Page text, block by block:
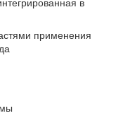
в
применения